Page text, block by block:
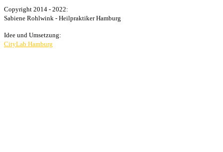
Copyright 2014 - 2022:
Sabiene Rohlwink - Heilpraktiker Hamburg
Idee und Umsetzung:
CityLab Hamburg